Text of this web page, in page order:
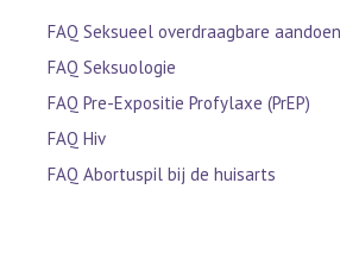
FAQ Seksueel overdraagbare
FAQ Seksuologie
FAQ Pre-Expositie Profylaxe (PrEP)
FAQ Hiv
FAQ Abortuspil bij de huisarts